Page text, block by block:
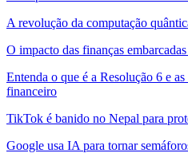
A revolução da computação
O impacto das finanças
Entenda o que é a Resolução 6 e
financeiro
TikTok é banido no Nepal para
Google usa IA para tornar